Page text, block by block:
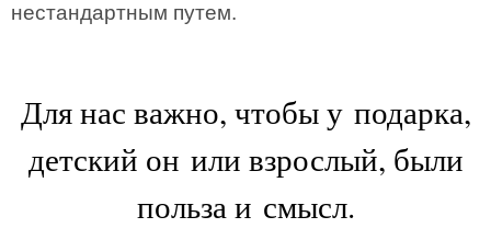
нестандартным путем.
Для нас важно, чтобы у подарка,
детский он или взрослый, были
польза и смысл.